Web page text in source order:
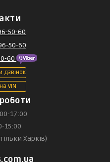
50-60
50-60
60
дзвінок
VIN
17:00
15:00
Харків)